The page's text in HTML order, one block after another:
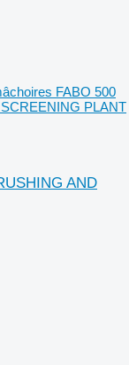
FABO 500
PLANT
AND